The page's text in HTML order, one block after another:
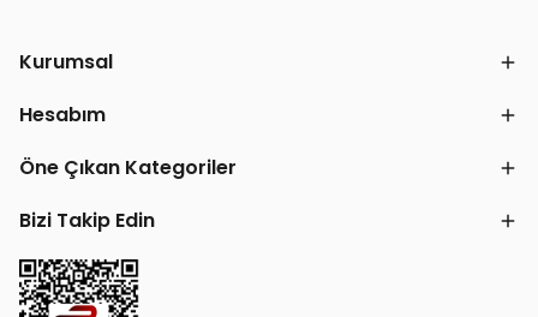
Kurumsal
Hesabım
Öne Çıkan Kategoriler
Bizi Takip Edin